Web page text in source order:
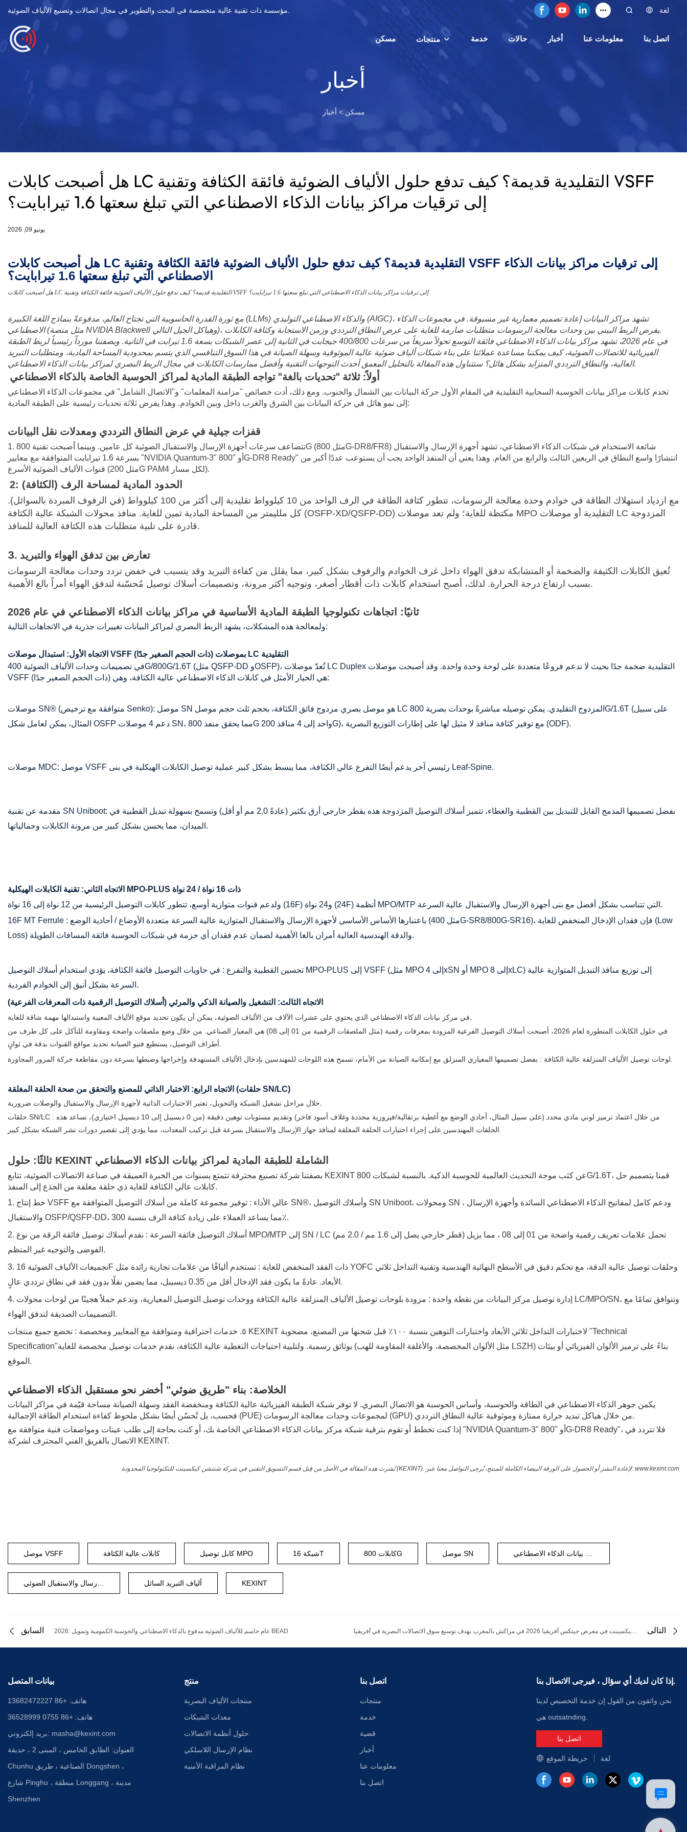
لغة
مسكن منتجات خدمة حالات أخبار معلومات عنا اتصل بنا
أخبار
مسكن > أخبار
هل أصبحت كابلات LC التقليدية قديمة؟ كيف تدفع حلول الألياف الضوئية فائقة الكثافة وتقنية VSFF
إلى ترقيات مراكز بيانات الذكاء الاصطناعي التي تبلغ سعتها 1.6 تيرابايت؟
يونيو 09, 2026
هل أصبحت كابلات LC التقليدية قديمة؟ كيف تدفع حلول الألياف الضوئية فائقة الكثافة وتقنية VSFF إلى ترقيات مراكز بيانات الذكاء
الاصطناعي التي تبلغ سعتها 1.6 تيرابايت؟
هل أصبحت كابلات LC التقليدية قديمة؟ كيف تدفع حلول الألياف الضوئية فائقة الكثافة وتقنية VSFF إلى ترقيات مراكز بيانات الذكاء الاصطناعي التي تبلغ سعتها 1.6 تيرابايت؟
مع ثورة القدرة الحاسوبية التي تجتاح العالم، مدفوعةً بنماذج اللغة الكبيرة (LLMs) والذكاء الاصطناعي التوليدي (AIGC)، تشهد مراكز البيانات إعادة تصميم معمارية غير مسبوقة. في مجموعات الذكاء
الاصطناعي (مثل منصة NVIDIA Blackwell وهياكل الجيل التالي)، يفرض الربط البيني بين وحدات معالجة الرسومات متطلبات صارمة للغاية على عرض النطاق الترددي وزمن الاستجابة وكثافة الكابلات.
في عام 2026، تشهد مراكز بيانات الذكاء الاصطناعي فائقة التوسع تحولاً سريعاً من سرعات 400/800 جيجابت في الثانية إلى عصر الشبكات بسعة 1.6 تيرابت في الثانية. وبصفتنا مورداً رئيسياً لربط الطبقة
الفيزيائية للاتصالات الضوئية، كيف يمكننا مساعدة عملائنا على بناء شبكات ألياف ضوئية عالية الموثوقية وسهلة الصيانة في هذا السوق التنافسي الذي يتسم بمحدودية المساحة المادية، ومتطلبات التبريد
العالية، والنطاق الترددي المتزايد بشكل هائل؟ ستتناول هذه المقالة بالتحليل المعمق أحدث التوجهات التقنية وأفضل ممارسات الكابلات في مجال الربط البصري لمراكز بيانات الذكاء الاصطناعي.
أولاً: ثلاثة "تحديات بالغة" تواجه الطبقة المادية لمراكز الحوسبة الخاصة بالذكاء الاصطناعي
تخدم كابلات مراكز بيانات الحوسبة السحابية التقليدية في المقام الأول حركة البيانات بين الشمال والجنوب. ومع ذلك، أدت خصائص "مزامنة المعلمات" و"الاتصال الشامل" في مجموعات الذكاء الاصطناعي
إلى نمو هائل في حركة البيانات بين الشرق والغرب داخل وبين الخوادم. وهذا يفرض ثلاثة تحديات رئيسية على الطبقة المادية:
قفزات جيلية في عرض النطاق الترددي ومعدلات نقل البيانات
1. تتضاعف سرعات أجهزة الإرسال والاستقبال الضوئية كل عامين. وبينما أصبحت تقنية 800G (مثل 800G-DR8/FR8) شائعة الاستخدام في شبكات الذكاء الاصطناعي، تشهد أجهزة الإرسال والاستقبال
بسرعة 1.6 تيرابايت المتوافقة مع معايير "NVIDIA Quantum-3" أو "800G-DR8 Ready" انتشارًا واسع النطاق في الربعين الثالث والرابع من العام. وهذا يعني أن المنفذ الواحد يجب أن يستوعب عددًا أكبر من
قنوات الألياف الضوئية الأسرع (مثل 200G PAM4 لكل مسار).
2: الحدود المادية لمساحة الرف (الكثافة)
مع ازدياد استهلاك الطاقة في خوادم وحدة معالجة الرسومات، تتطور كثافة الطاقة في الرف الواحد من 10 كيلوواط تقليدية إلى أكثر من 100 كيلوواط (في الرفوف المبردة بالسوائل).
كل ملليمتر من المساحة المادية ثمين للغاية. منافذ محولات الشبكة عالية الكثافة (OSFP-XD/QSFP-DD) مكتظة للغاية؛ ولم تعد موصلات MPO التقليدية أو موصلات LC المزدوجة
قادرة على تلبية متطلبات هذه الكثافة العالية للمنافذ.
3. تعارض بين تدفق الهواء والتبريد
تُعيق الكابلات الكثيفة والضخمة أو المتشابكة تدفق الهواء داخل غرف الخوادم والرفوف بشكل كبير، مما يقلل من كفاءة التبريد وقد يتسبب في خفض تردد وحدات معالجة الرسومات
بسبب ارتفاع درجة الحرارة. لذلك، أصبح استخدام كابلات ذات أقطار أصغر، وتوجيه أكثر مرونة، وتصميمات أسلاك توصيل مُحسّنة لتدفق الهواء أمراً بالغ الأهمية.
ثانيًا: اتجاهات تكنولوجيا الطبقة المادية الأساسية في مراكز بيانات الذكاء الاصطناعي في عام 2026
ولمعالجة هذه المشكلات، يشهد الربط البصري لمراكز البيانات تغييرات جذرية في الاتجاهات التالية:
الاتجاه الأول: استبدال موصلات VSFF (ذات الحجم الصغير جدًا) بموصلات LC التقليدية
في تصميمات وحدات الألياف الضوئية 400G/800G/1.6T (مثل QSFP-DD وOSFP)، تُعدّ موصلات LC Duplex التقليدية ضخمة جدًا بحيث لا تدعم فروعًا متعددة على لوحة وحدة واحدة. وقد أصبحت موصلات
VSFF (ذات الحجم الصغير جدًا) هي الخيار الأمثل في كابلات الذكاء الاصطناعي عالية الكثافة، وهي:
موصلات SN® (متوافقة مع ترخيص Senko): موصل SN هو موصل بصري مزدوج فائق الكثافة، بحجم ثلث حجم موصل LC المزدوج التقليدي. يمكن توصيله مباشرةً بوحدات بصرية 800G/1.6T (على سبيل
المثال، يمكن لعامل شكل OSFP دعم 4 موصلات SN، مما يحقق منفذ 800G واحد إلى 4 منافذ 200G)، مع توفير كثافة منافذ لا مثيل لها على إطارات التوزيع البصرية (ODF).
موصلات MDC: موصل VSFF رئيسي آخر يدعم أيضًا التفرع عالي الكثافة، مما يبسط بشكل كبير عملية توصيل الكابلات الهيكلية في بنى Leaf-Spine.
مقدمة عن تقنية SN Uniboot: بفضل تصميمها المدمج القابل للتبديل بين القطبية والغطاء، تتميز أسلاك التوصيل المزدوجة هذه بقطر خارجي أرق بكثير (عادةً 2.0 مم أو أقل) وتسمح بسهولة تبديل القطبية في
الميدان، مما يحسن بشكل كبير من مرونة الكابلات وجمالياتها.
الاتجاه الثاني: تقنية الكابلات الهيكلية MPO-PLUS ذات 16 نواة / 24 نواة
ولدعم قنوات متوازية أوسع، تتطور كابلات التوصيل الرئيسية من 12 نواة إلى
16 نواة (16F) و24 نواة (24F) أنظمة MPO/MTP
التي تتناسب بشكل أفضل مع بنى أجهزة الإرسال والاستقبال عالية السرعة.
16F MT Ferrule : باعتبارها الأساس الأساسي لأجهزة الإرسال والاستقبال المتوازية عالية السرعة متعددة الأوضاع / أحادية الوضع (مثل 400G-SR8/800G-SR16)، فإن فقدان الإدخال المنخفض للغاية (Low
Loss) والدقة الهندسية العالية أمران بالغا الأهمية لضمان عدم فقدان أي حزمة في شبكات الحوسبة فائقة المسافات الطويلة.
تحسين القطبية والتفرع : في حاويات التوصيل فائقة الكثافة، يؤدي استخدام أسلاك التوصيل MPO-PLUS إلى VSFF (مثل MPO إلى 4xSN أو MPO إلى 8xLC) إلى توزيع منافذ التبديل المتوازية عالية
السرعة بشكل أنيق إلى الخوادم الفردية.
الاتجاه الثالث: التشغيل والصيانة الذكي والمرئي (أسلاك التوصيل الرقمية ذات المعرفات الفرعية)
في مركز بيانات الذكاء الاصطناعي الذي يحتوي على عشرات الآلاف من الألياف الضوئية، يمكن أن يكون تحديد موقع الألياف المعيبة واستبدالها مهمة شاقة للغاية.
في حلول الكابلات المتطورة لعام 2026، أصبحت أسلاك التوصيل الفرعية المزودة بمعرفات رقمية (مثل الملصقات الرقمية من 01 إلى 08)
هي المعيار الصناعي. من خلال وضع ملصقات واضحة ومقاومة للتآكل على كل طرف من
أطراف التوصيل، يستطيع فنيو الصيانة تحديد مواقع القنوات بدقة في ثوانٍ.
لوحات توصيل الألياف المنزلقة عالية الكثافة: بفضل تصميمها المعياري المنزلق مع إمكانية الصيانة من الأمام، تسمح هذه اللوحات للمهندسين بإدخال الألياف المستهدفة وإخراجها وضبطها بسرعة دون مقاطعة حركة المرور المجاورة.
الاتجاه الرابع: الاختبار الذاتي للمصنع والتحقق من صحة الحلقة المغلقة (حلقات SN/LC)
خلال مراحل تشغيل الشبكة والتحويل، تعتبر الاختبارات الذاتية لأجهزة الإرسال والاستقبال والوصلات ضرورية.
حلقات SN/LC : من خلال اعتماد ترميز لوني مادي محدد (على سبيل المثال، أحادي الوضع مع أغطية برتقالية/فيروزية محددة وغلاف أسود فاخر) وتقديم مستويات توهين دقيقة (من 0 ديسيبل إلى 10 ديسيبل اختياري)، تساعد هذه
الحلقات المهندسين على إجراء اختبارات الحلقة المغلقة لمنافذ جهاز الإرسال والاستقبال بسرعة قبل تركيب المعدات، مما يؤدي إلى تقصير دورات نشر الشبكة بشكل كبير.
ثالثًا: حلول KEXINT الشاملة للطبقة المادية لمراكز بيانات الذكاء الاصطناعي
KEXINT
كابلات عالي الكثافة للغاية ذي حلقة مغلقة من الجذع إلى المنفذ.
1. خط إنتاج VSFF عالي الأداء : توفير مجموعة كاملة من أسلاك التوصيل المتوافقة مع SN®، وأسلاك التوصيل SN Uniboot، ومحولات SN ، ودعم كامل لمفاتيح الذكاء الاصطناعي السائدة وأجهزة الإرسال
والاستقبال OSFP/QSFP-DD، مما يساعد العملاء على زيادة كثافة الرف بنسبة 300٪.
2. أسلاك التوصيل فائقة السرعة : نقدم أسلاك توصيل فائقة الرقة من نوع MPO/MTP إلى SN / LC (قطر خارجي يصل إلى 1.6 مم / 2.0 مم) تحمل علامات تعريف رقمية واضحة من 01 إلى 08
، مما يزيل
الفوضى والتوجيه غير المنظم.
3. تجميعات الألياف الضوئية 16F ذات الفقد المنخفض للغاية : تستخدم أليافًا من علامات تجارية رائدة مثل YOFC وحلقات توصيل عالية الدقة، مع تحكم دقيق في الأسطح النهائية الهندسية وتقنية التداخل ثلاثي
الأبعاد. عادةً ما يكون فقد الإدخال أقل من 0.35 ديسيبل، مما يضمن نقلًا بدون فقد في نطاق ترددي عالٍ.
4. إدارة توصيل مركز البيانات من نقطة واحدة : مزودة بلوحات توصيل الألياف المنزلقة عالية الكثافة ووحدات توصيل التوصيل المعيارية، وتدعم حملاً هجينًا من لوحات محولات LC/MPO/SN، وتتوافق تمامًا مع
التصميمات الصديقة لتدفق الهواء.
٥. خدمات احترافية ومتوافقة مع المعايير ومخصصة
"Technical
Specification"بوثائق رسمية. ولتلبية احتياجات التغطية عالية الكثافة، نقدم خدمات توصيل مخصصة للغاية (مثل الألوان المخصصة، والأغلفة المقاومة للهب LSZH) بناءً على ترميز الألوان الفيزيائي أو بيئات
الموقع.
الخلاصة: بناء "طريق ضوئي" أخضر نحو مستقبل الذكاء الاصطناعي
يكمن جوهر الذكاء الاصطناعي في الطاقة والحوسبة، وأساس الحوسبة هو الاتصال البصري. لا توفر شبكة الطبقة الفيزيائية عالية الكثافة ومنخفضة الفقد وسهلة الصيانة مساحة قيّمة في مراكز البيانات
فحسب، بل تُحسّن أيضًا بشكل ملحوظ كفاءة استخدام الطاقة الإجمالية (PUE) لمجموعات وحدات معالجة الرسومات (GPU) من خلال هياكل تبديد حرارة ممتازة وموثوقية عالية النطاق الترددي.
إذا كنت تخطط أو تقوم بترقية شبكة مركز بيانات الذكاء الاصطناعي الخاصة بك، أو كنت بحاجة إلى طلب عينات ومواصفات فنية متوافقة مع "NVIDIA Quantum-3" أو "800G-DR8 Ready"، فلا تتردد في
الاتصال بالفريق الفني المحترف لشركة KEXINT.
نُشرت هذه المقالة في الأصل من قِبل قسم التسويق التقني في شركة شنتشن كيكسينت للتكنولوجيا المحدودة (KEXINT). لإعادة النشر أو الحصول على الورقة البيضاء الكاملة للمنتج، يُرجى التواصل معنا عبر: www.kexint.com
موصل VSFF كابلات عالية الكثافة كابل توصيل MPO شبكة 16T كابلات 800G موصل SN
ألياف التبريد السائل KEXINT
السابق 2026: عام حاسم للألياف الضوئية مدفوع بالذكاء الاصطناعي والحوسبة الكمومية وتمويل BEAD تشارك شركة كيكسينت في معرض جيتكس أفريقيا 2026 في مراكش بالمغرب بهدف توسيع سوق الاتصالات البصرية في أفريقيا التالى
بيانات المتصل
هاتف: +86 13682472227
هاتف: +86 0755 36528999
بريد إلكتروني: masha@kexint.com
العنوان: الطابق الخامس ، المبنى 2 ، حديقة
Chunhu الصناعية ، طريق Dongshen ،
شارع Pinghu ، منطقة Longgang ، مدينة
Shenzhen
منتج
منتجات الألياف البصرية
معدات الشبكات
حلول أنظمة الاتصالات
نظام الإرسال اللاسلكي
نظام المراقبة الأمنية
اتصل بنا
منتجات
خدمة
قضية
أخبار
معلومات عنا
اتصل بنا
إذا كان لديك أي سؤال ، فيرجى الاتصال بنا.
نحن واثقون من القول إن خدمة التخصيص لدينا
هي outsatnding.
اتصل بنا
لغة خريطة الموقع